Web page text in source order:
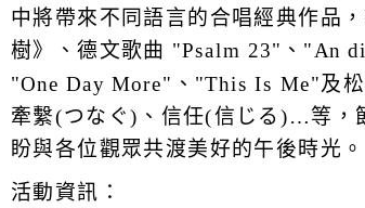
中將帶來不同語言的合唱經典作品
樹》、德文歌曲 "Psalm 23"、"An
"One Day More"、"This Is Me"及
牽繫(つなぐ)、信任(信じる)…等，
盼與各位觀眾共渡美好的午後時光。
活動資訊：